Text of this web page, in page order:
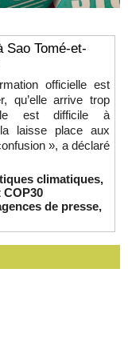
Sao Tomé-et-
officielle est
qu’elle arrive trop
est difficile à
laisse place aux
», a déclaré
climatiques,
de presse,